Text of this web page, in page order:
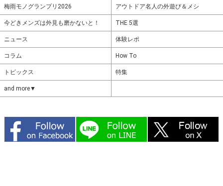
梅雨モノグランプリ2026 アウトドア名人の外遊び＆メシ
今どきメンズは外見も磨かないと！ THE 5選
ニュース 体験レポ
コラム How To
トピックス 特集
and more▼